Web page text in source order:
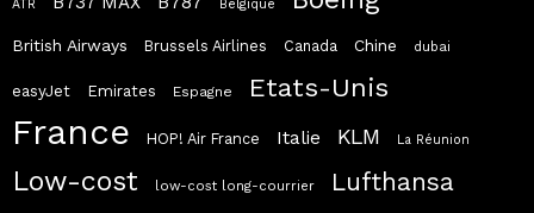
ATR Belgique
British Airways Brussels Airlines Canada Chine dubai
easyJet Emirates Espagne Etats-Unis
France HOP! Air France Italie KLM La Réunion
Low-cost low-cost long-courrier Lufthansa